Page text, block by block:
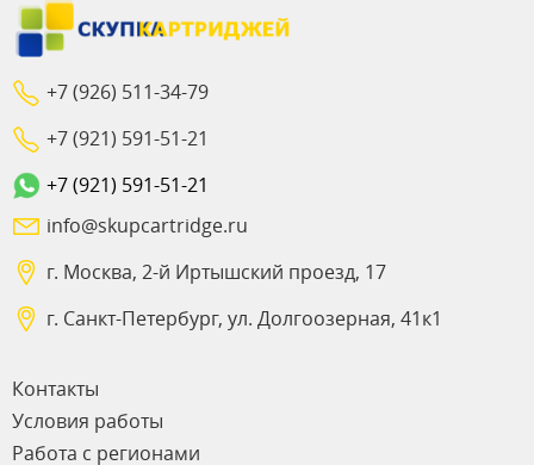
+7 (926) 511-34-79
+7 (921) 591-51-21
+7 (921) 591-51-21
info@skupcartridge.ru
г. Москва, 2-й Иртышский проезд, 17
г. Санкт-Петербург, ул. Долгоозерная, 41к1
Контакты
Условия работы
Работа с регионами